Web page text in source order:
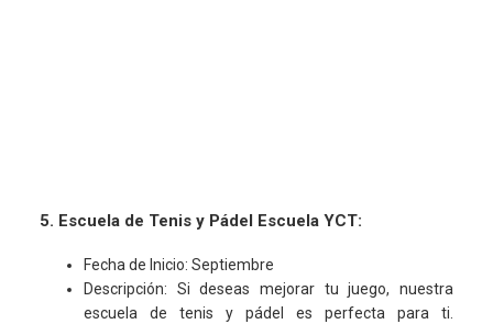
5. Escuela de Tenis y Pádel Escuela YCT:
Fecha de Inicio: Septiembre
Descripción: Si deseas mejorar tu juego, nuestra
escuela de tenis y pádel es perfecta para ti.